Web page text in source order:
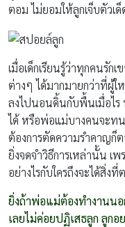
ตอม ไม่ยอมให้ลูกเจ็บตัวเ
เมื่อเด็กเรียนรู้ว่าทุกคนรัก
ต่างๆ ได้มากมายกว่าที่ผู้ใ
ลงไปนอนดิ้นกับพื้นเมื่อไร
ได้ หรือพ่อแม่บางคนจะทน
ต้องการตัดความรำคาญก็
ยิ่งจดจำวิธีการเหล่านั้น เ
อย่างไรกับใครถึงจะได้สิ่งที่
ยิ่งถ้าพ่อแม่ต้องทำงานน
เลยไม่ค่อยปฏิเสธลูก ลูกอ